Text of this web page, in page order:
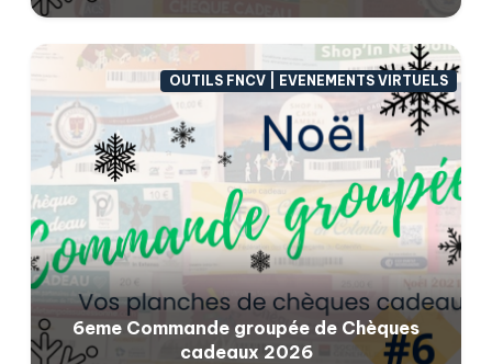
OUTILS FNCV | EVENEMENTS VIRTUELS
6eme Commande groupée de Chèques
cadeaux 2026